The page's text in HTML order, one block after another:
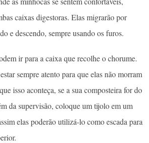
caixas digestoras. Elas migrarão por
e descendo, sempre usando os furos.
ir para a caixa que recolhe o chorume.
sempre atento para que elas não morram
isso aconteça, se a sua composteira for do
da supervisão, coloque um tijolo em um
elas poderão utilizá-lo como escada para